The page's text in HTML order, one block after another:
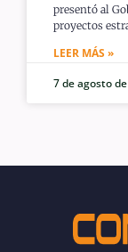
presentó al
proyectos
LEER MÁS »
7 de agosto